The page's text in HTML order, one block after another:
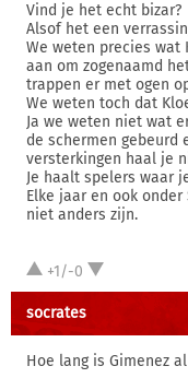
Vind je het echt bizar?
Alsof het een
We weten precies
aan om zogenaamd
trappen er met ogen
We weten toch dat
Ja we weten niet wat
de schermen
versterkingen haal je
Je haalt spelers waar
Elke jaar en ook
niet anders zijn.
+1/-0
socrates
Hoe lang is Gimenez